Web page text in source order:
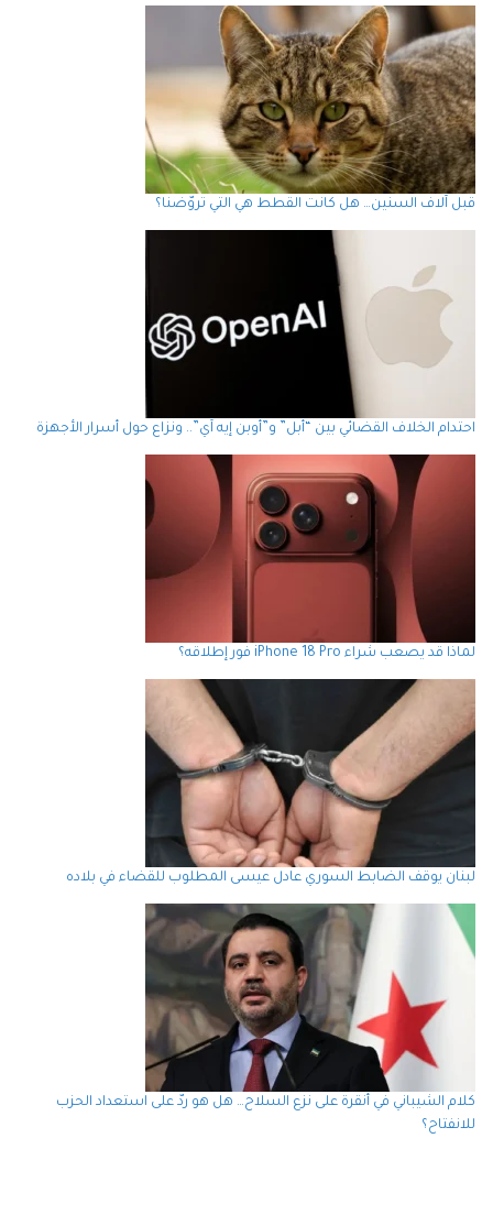
قبل آلاف السنين… هل كانت القطط هي التي تروّضنا؟
احتدام الخلاف القضائي بين “أبل” و”أوبن إيه آي”.. ونزاع حول أسرار الأجهزة
لماذا قد يصعب شراء iPhone 18 Pro فور إطلاقه؟
لبنان يوقف الضابط السوري عادل عيسى المطلوب للقضاء في بلاده
كلام الشيباني في أنقرة على نزع السلاح… هل هو ردّ على استعداد الحزب
للانفتاح؟